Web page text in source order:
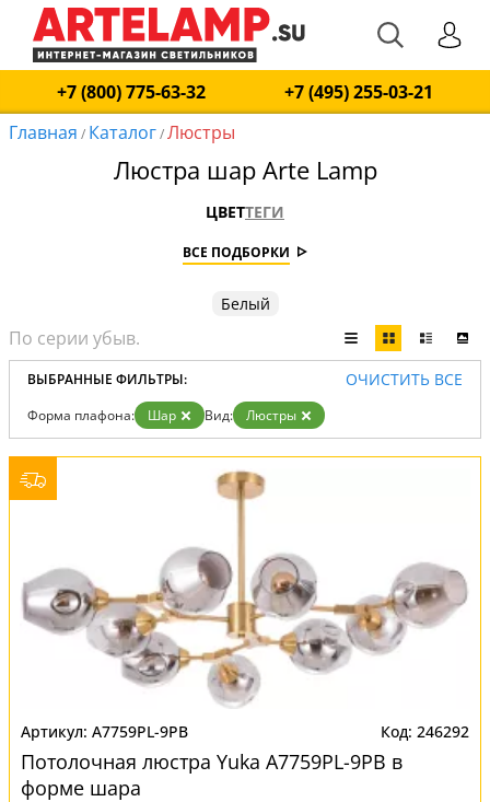
+7 (800) 775-63-32
+7 (495) 255-03-21
Главная / Каталог/Люстры
Люстра шар Arte Lamp
ЦВЕТТЕГИ
ВСЕ ПОДБОРКИ
Белый
ВЫБРАННЫЕ ФИЛЬТРЫ: ОЧИСТИТЬ ВСЕ
Форма плафона: Шар Вид: Люстры
A7759PL-9PB 246292
Потолочная люстра Yuka A7759PL-9PB в
форме шара